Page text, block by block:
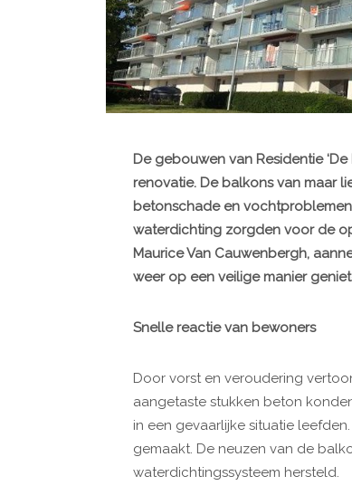
De gebouwen van Residentie
renovatie. De balkons van maar
betonschade en
waterdichting zorgden voor de
Maurice Van Cauwenbergh,
weer op een veilige manier
Snelle reactie van bewoners
Door vorst en veroudering
aangetaste stukken beton
in een gevaarlijke situatie
gemaakt. De neuzen van de
waterdichtingssysteem hersteld.